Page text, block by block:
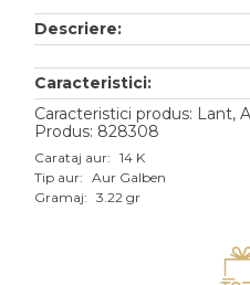
Aur alb
Aur roz
Aur mixt
Descriere:
Caracteristici:
Caracteristici produs: Lant,
Produs: 828308
Carataj aur: 14 K
Tip aur: Aur Galben
Gramaj: 3.22 gr